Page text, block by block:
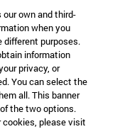
own and third-
when you
different purposes.
information
privacy, or
You can select the
all. This banner
the two options.
cookies, please visit